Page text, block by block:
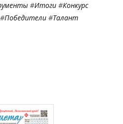
#Итоги #Конкурс
#Победители #Талант